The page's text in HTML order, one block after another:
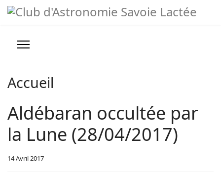
Astuces et Liens
Accueil
Aldébaran occultée par
la Lune (28/04/2017)
14 Avril 2017
précédente
précédent
suivante
suivant